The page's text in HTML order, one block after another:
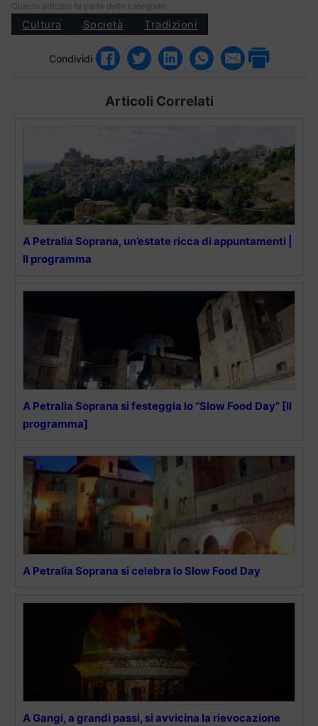
Questo articolo fa parte delle categorie:
Cultura Società Tradizioni
Condividi
Articoli Correlati
A Petralia Soprana, un’estate ricca di appuntamenti |
Il programma
A Petralia Soprana si festeggia lo “Slow Food Day” [Il
programma]
A Petralia Soprana si celebra lo Slow Food Day
A Gangi, a grandi passi, si avvicina la rievocazione